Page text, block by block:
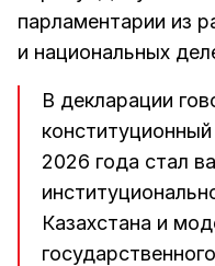
парламентарии из
и национальных
В декларации
2026 года стал
Казахстана и